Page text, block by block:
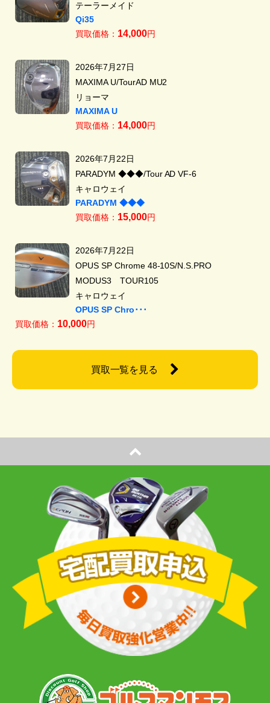
テーラーメイド
Qi35
買取価格： 14,000円
2026年7月27日
MAXIMA U/TourAD MU2
リョーマ
MAXIMA U
買取価格： 14,000円
2026年7月22日
PARADYM ◆◆◆/Tour AD VF-6
キャロウェイ
PARADYM ◆◆◆
買取価格： 15,000円
2026年7月22日
OPUS SP Chrome 48-10S/N.S.PRO
MODUS3 TOUR105
キャロウェイ
OPUS SP Chro･･･
買取価格： 10,000円
買取一覧を見る